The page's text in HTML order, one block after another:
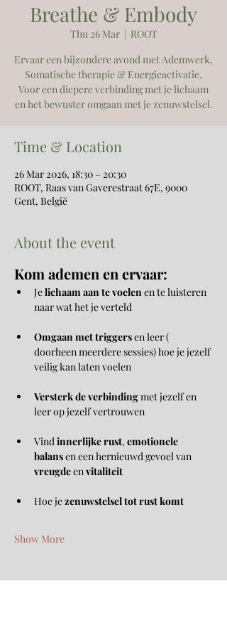
Breathe & Embody
Thu 26 Mar
  |
ROOT
Ervaar een bijzondere avond met Ademwerk,
Somatische therapie & Energieactivatie.
Voor een diepere verbinding met je lichaam
en het bewuster omgaan met je zenuwstelsel.
Time & Location
26 Mar 2026, 18:30 – 20:30
ROOT, Raas van Gaverestraat 67E, 9000
Gent, België
About the event
Kom ademen en ervaar:
Je lichaam aan te voelen en te luisteren
naar wat het je verteld
Omgaan met triggers en leer (
doorheen meerdere sessies) hoe je jezelf
veilig kan laten voelen
Versterk de verbinding met jezelf en
leer op jezelf vertrouwen
Vind innerlijke rust, emotionele
balans en een hernieuwd gevoel van
vreugde en vitaliteit
Hoe je zenuwstelsel tot rust komt
Show More